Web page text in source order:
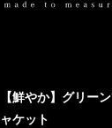
【鮮やか】グリー
ャケット